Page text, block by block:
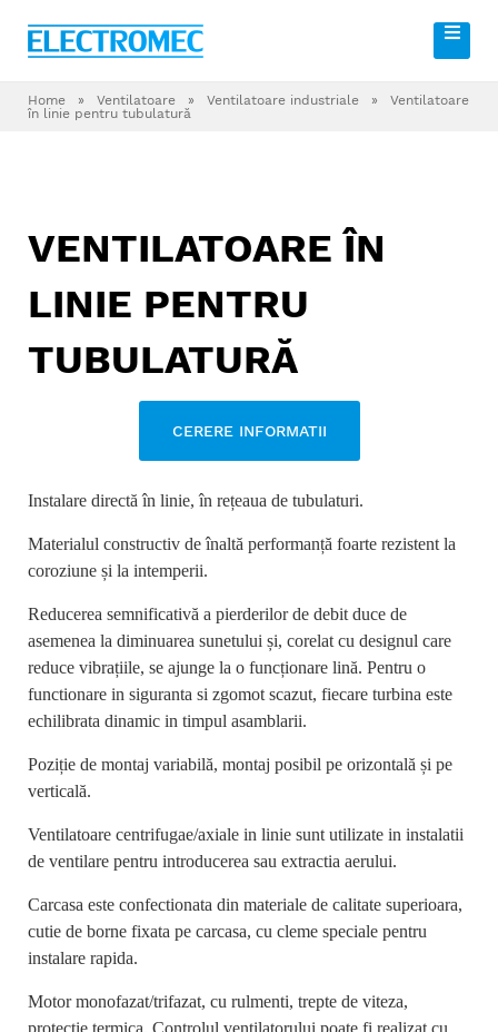
Home » Ventilatoare » Ventilatoare industriale »
Ventilatoare
în linie pentru tubulatură
VENTILATOARE ÎN
LINIE PENTRU
TUBULATURĂ
CERERE INFORMATII
Instalare directă în linie, în rețeaua de tubulaturi.
Materialul constructiv de înaltă performanță foarte rezistent la
coroziune și la intemperii.
Reducerea semnificativă a pierderilor de debit duce de
asemenea la diminuarea sunetului și, corelat cu designul care
reduce vibrațiile, se ajunge la o funcționare lină. Pentru o
functionare in siguranta si zgomot scazut, fiecare turbina este
echilibrata dinamic in timpul asamblarii.
Poziție de montaj variabilă, montaj posibil pe orizontală și pe
verticală.
Ventilatoare centrifugae/axiale in linie sunt utilizate in instalatii
de ventilare pentru introducerea sau extractia aerului.
Carcasa este confectionata din materiale de calitate superioara,
cutie de borne fixata pe carcasa, cu cleme speciale pentru
instalare rapida.
Motor monofazat/trifazat, cu rulmenti, trepte de viteza,
protectie termica. Controlul ventilatorului poate fi realizat cu